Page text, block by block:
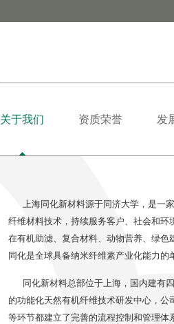
关于我们 资质荣誉 发
上海同化新材料源于同济大学，是一
纤维材料技术，持续服务客户、社会和
在有机助滤、复合材料、动物营养、绿
同化是全球具备纳米纤维素产业化能力
同化新材料总部位于上海，国内建有
的功能化天然有机纤维技术研发中心，
等环节都建立了完善的流程控制和管理体